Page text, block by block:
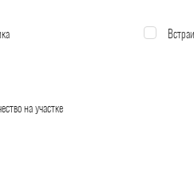
на участке